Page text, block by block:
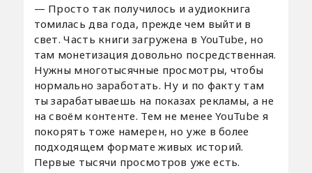
— Просто так получилось и аудиокнига
томилась два года, прежде чем выйти в
свет. Часть книги загружена в YouTube, но
там монетизация довольно посредственная.
Нужны многотысячные просмотры, чтобы
нормально заработать. Ну и по факту там
ты зарабатываешь на показах рекламы, а не
на своём контенте. Тем не менее YouTube я
покорять тоже намерен, но уже в более
подходящем формате живых историй.
Первые тысячи просмотров уже есть.